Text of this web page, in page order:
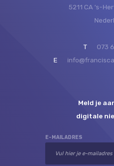
5211 CA ‘s-
T
073
E
Meld je
digitale
E-MAILADRES